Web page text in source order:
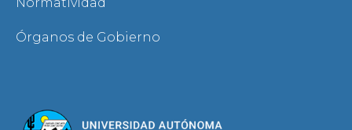
Órganos de Gobierno